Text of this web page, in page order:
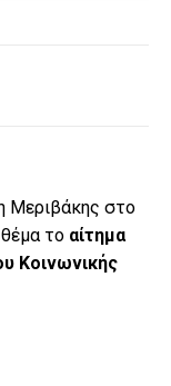
Μεριβάκης στο
το αίτημα
Κοινωνικής